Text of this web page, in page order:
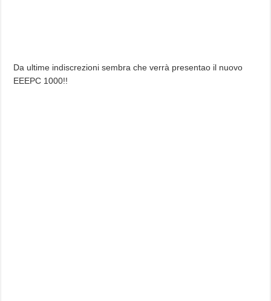
Da ultime indiscrezioni sembra che verrà presentao il nuovo
EEEPC 1000!!